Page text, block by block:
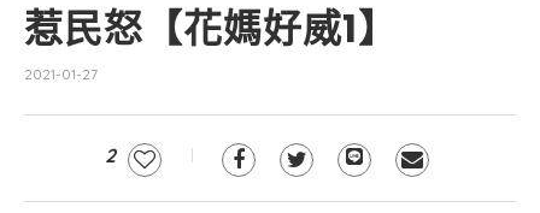
惹民怒【花媽好威1】
2021-01-27
2